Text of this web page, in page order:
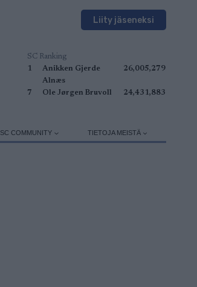
Liity jäseneksi
SC Ranking
1
Anikken Gjerde
Alnæs
26,005,279
7 Ole Jørgen Bruvoll 24,431,883
SC COMMUNITY TIETOJA MEISTÄ